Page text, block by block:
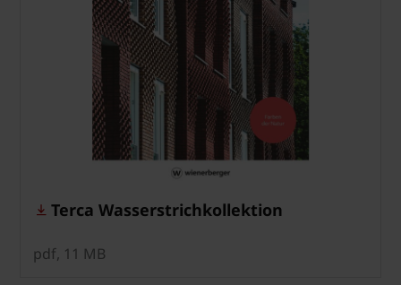
Terca Wasserstrichkollektion
pdf, 11 MB